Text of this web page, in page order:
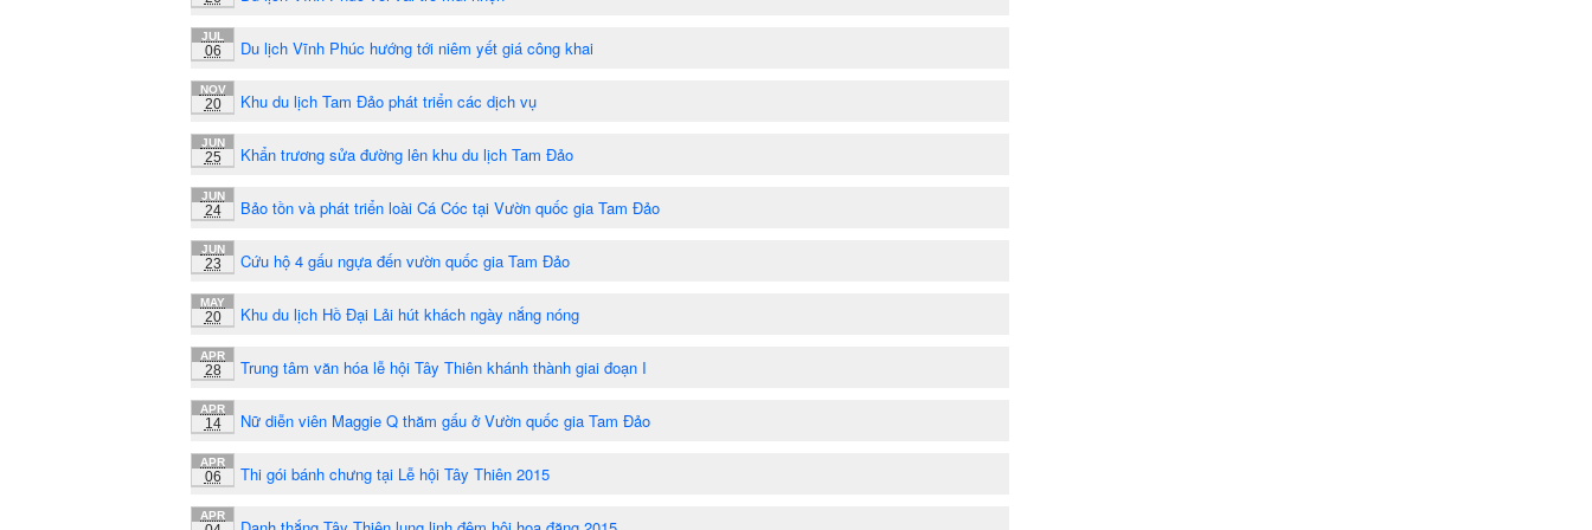
JUL
06 Du lịch Vĩnh Phúc hướng tới niêm yết giá công khai
NOV
20 Khu du lịch Tam Đảo phát triển các dịch vụ
JUN
25 Khẩn trương sửa đường lên khu du lịch Tam Đảo
JUN
24 Bảo tồn và phát triển loài Cá Cóc tại Vườn quốc gia Tam Đảo
JUN
23 Cứu hộ 4 gấu ngựa đến vườn quốc gia Tam Đảo
MAY
20 Khu du lịch Hồ Đại Lải hút khách ngày nắng nóng
APR
28 Trung tâm văn hóa lễ hội Tây Thiên khánh thành giai đoạn I
APR
14 Nữ diễn viên Maggie Q thăm gấu ở Vườn quốc gia Tam Đảo
APR
06 Thi gói bánh chưng tại Lễ hội Tây Thiên 2015
APR